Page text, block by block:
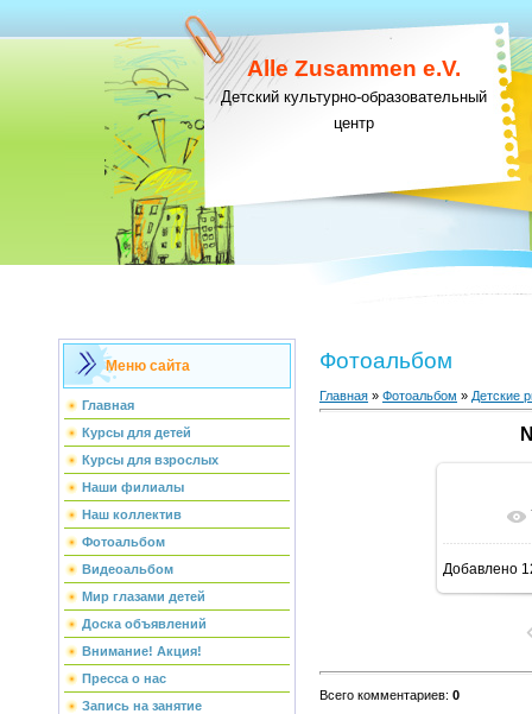
Alle Zusammen e.V.
Детский культурно-образовательный
центр
Меню сайта
Главная
Курсы для детей
Курсы для взрослых
Наши филиалы
Наш коллектив
Фотоальбом
Видеоальбом
Мир глазами детей
Доска объявлений
Внимание! Акция!
Пресса о нас
Запись на занятие
Фотоальбом
Главная » Фотоальбом » Детские
В
Добавлено
Всего комментариев: 0